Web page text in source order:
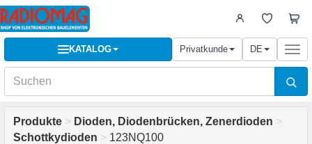
KATALOG Privatkunde DE
Produkte > Dioden, Diodenbrücken, Zenerdioden >
Schottkydioden > 123NQ100